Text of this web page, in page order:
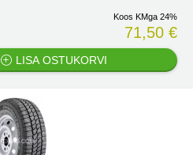
Koos KMga 24%
71,50 €
LISA OSTUKORVI